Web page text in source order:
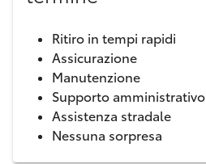
Ritiro in tempi rapidi
Assicurazione
Manutenzione
Supporto amministrativo
Assistenza stradale
Nessuna sorpresa